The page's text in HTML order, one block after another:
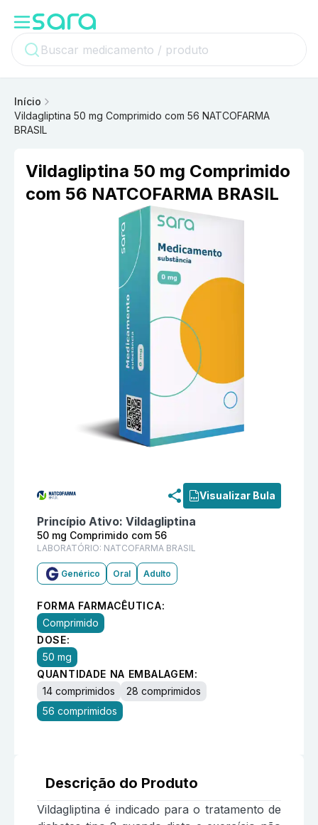
Início
Vildagliptina 50 mg Comprimido com 56 NATCOFARMA
BRASIL
Vildagliptina 50 mg Comprimido
com 56 NATCOFARMA BRASIL
Visualizar Bula
Princípio Ativo: Vildagliptina
50 mg Comprimido com 56
LABORATÓRIO: NATCOFARMA BRASIL
Genérico Oral Adulto
FORMA FARMACÊUTICA:
Comprimido
DOSE:
50 mg
QUANTIDADE NA EMBALAGEM:
14 comprimidos
28 comprimidos
56 comprimidos
Descrição do Produto
Vildagliptina é indicado para o tratamento de